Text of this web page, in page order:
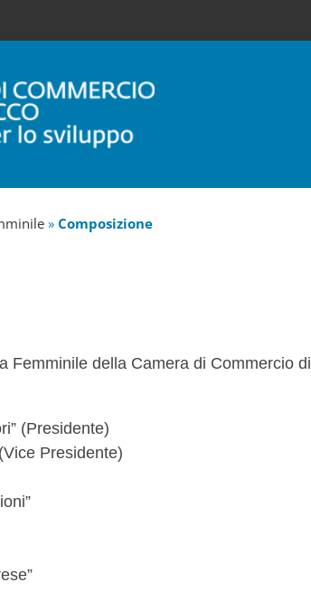
» Composizione
Femminile della Camera di Commercio di
(Presidente)
Presidente)